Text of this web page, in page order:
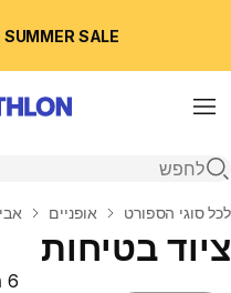
SUMMER SALE עד 50% הנחה 🛍️
Menu
פתיחת חיפוש
בית
לכל סוגי הספורט אופניים
ציוד בטיחות
6 מוצרים